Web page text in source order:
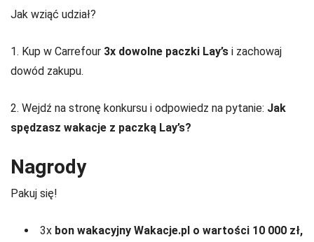
Jak wziąć udział?
1. Kup w Carrefour 3x dowolne paczki Lay’s i zachowaj
dowód zakupu.
2. Wejdź na stronę konkursu i odpowiedz na pytanie: Jak
spędzasz wakacje z paczką Lay’s?
Nagrody
Pakuj się!
3x bon wakacyjny Wakacje.pl o wartości 10 000 zł,